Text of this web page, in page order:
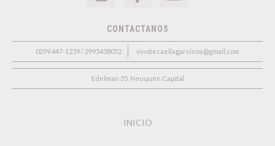
CONTACTANOS
0299 447-1239 / 2995438052 vinotecaellagarvinos@gmail.com
Edelman 35, Neuquén Capital
INICIO